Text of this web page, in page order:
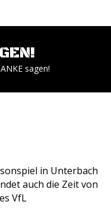
sagen!
in Unterbach
auch die Zeit von
VfL